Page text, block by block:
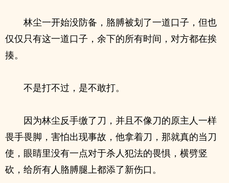
林尘一开始没防备，胳膊被划了一道口子，但也
仅仅只有这一道口子，余下的所有时间，对方都在挨
揍。
不是打不过，是不敢打。
因为林尘反手缴了刀，并且不像刀的原主人一样
畏手畏脚，害怕出现事故，他拿着刀，那就真的当刀
使，眼睛里没有一点对于杀人犯法的畏惧，横劈竖
砍，给所有人胳膊腿上都添了新伤口。